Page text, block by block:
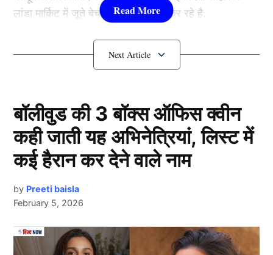
लांडा मार्किट में जूते बेच कर अपना गुजरा कर रहे है.
क्यों क्रिकेट छोड़ बेच रहे है असद रऊफ
(Asad Rauf) जूते?
बॉलीवुड की 3 बॉक्स ऑफिस क्वीन
कही जाती यह अभिनेत्रियां, लिस्ट में
कई हैरान कर देने वाले नाम
by Preeti baisla
February 5, 2026